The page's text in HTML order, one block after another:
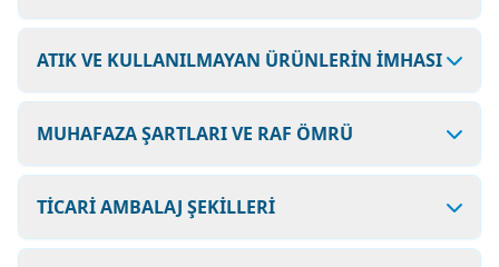
ATIK VE KULLANILMAYAN ÜRÜNLERİN İMHASI
MUHAFAZA ŞARTLARI VE RAF ÖMRÜ
TİCARİ AMBALAJ ŞEKİLLERİ